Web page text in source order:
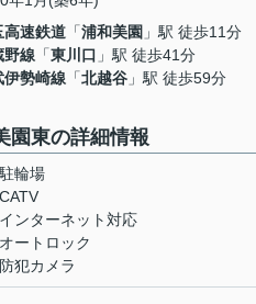
高速鉄道 「浦和美園 」駅 徒歩11分
野線 「東川口 」駅 徒歩41分
伊勢崎線 「北越谷 」駅 徒歩59分
園東の詳細情報
駐輪場
CATV
インターネット対応
オートロック
防犯カメラ